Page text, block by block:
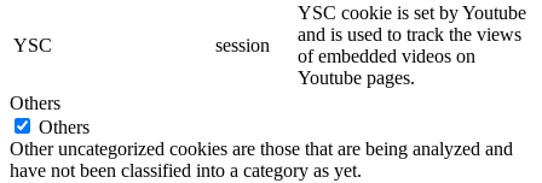
YSC session
YSC cookie is set by Youtube
and is used to track the views
of embedded videos on
Youtube pages.
Others
Others
Other uncategorized cookies are those that are being analyzed and
have not been classified into a category as yet.